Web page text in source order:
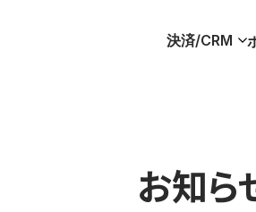
決済/CRM
お知ら